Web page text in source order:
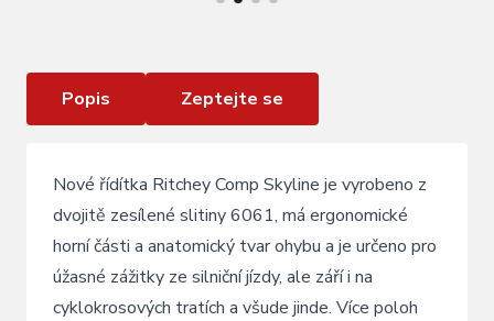
Popis Zeptejte se
Nové řídítka Ritchey Comp Skyline je vyrobeno z
dvojitě zesílené slitiny 6061, má ergonomické
horní části a anatomický tvar ohybu a je určeno pro
úžasné zážitky ze silniční jízdy, ale září i na
cyklokrosových tratích a všude jinde. Více poloh